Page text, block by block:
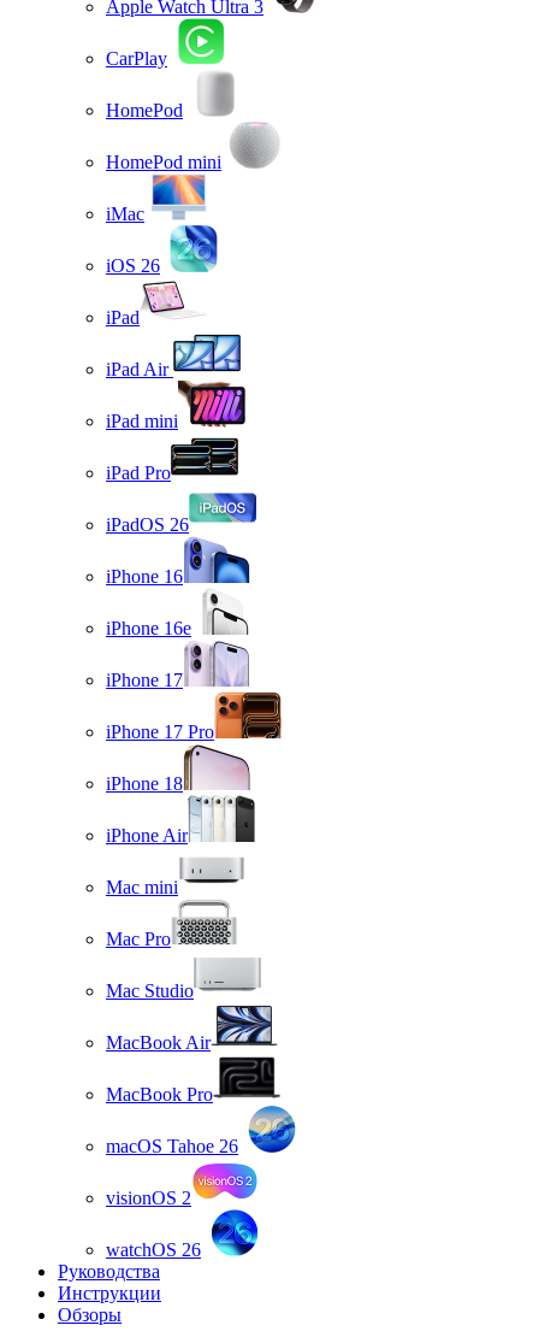
Apple Watch Ultra 3
CarPlay
HomePod
HomePod mini
iMac
iOS 26
iPad
iPad Air
iPad mini
iPad Pro
iPadOS 26
iPhone 16
iPhone 16e
iPhone 17
iPhone 17 Pro
iPhone 18
iPhone Air
Mac mini
Mac Pro
Mac Studio
MacBook Air
MacBook Pro
macOS Tahoe 26
visionOS 2
watchOS 26
Руководства
Инструкции
Обзоры